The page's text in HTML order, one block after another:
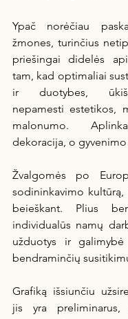
Ypač norėčiau
žmones, turinčius
priešingai didelės
tam, kad optimaliai
ir duotybes,
nepamesti estetikos,
malonumo.
dekoracija, o
Žvalgomės po
sodininkavimo
beieškant. Plius
individualūs namų
užduotys ir
bendraminčių
Grafiką išsiunčiu
jis yra preliminarus,